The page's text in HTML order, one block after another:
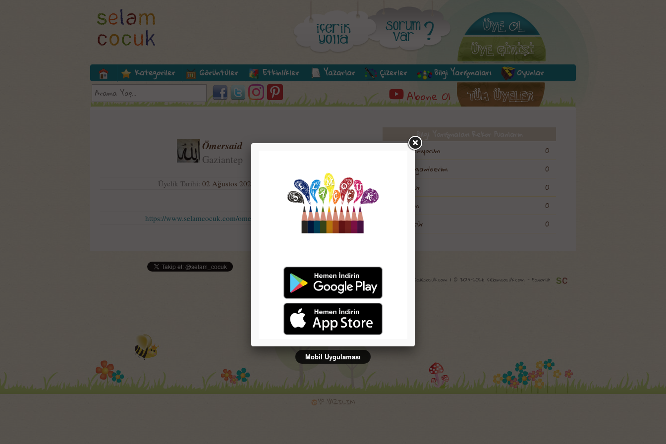
Kategoriler Görüntüler Etkinlikler Yazarlar Çizerler Bilgi Yarışmaları Oyunlar
Abone Ol
Ömersaid
Gaziantep
Üyelik Tarihi: 02 Ağustos 2024
https://www.selamcocuk.com/omersaid/
Bilgi Yarışmaları Rekor Puanların
Dinimi Öğreniyorum
0
Canım Peygamberim
0
Risale-i Nur
0
Bil Bakalım
0
Genel Kültür
0
Selam Çocuk Mobil Uygulaması Copyright © 2008-2015 risalecocuk.com | © 2015-2026 selamcocuk.com - Favori»
YP YAZILIM
Mobil Uygulaması